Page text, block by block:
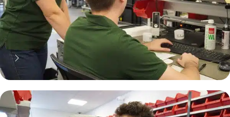
70% moins cher qu'une pièce
neuve... mais pas que !
Pourquoi réparer ?